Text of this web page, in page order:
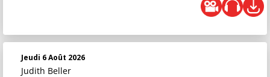
Jeudi 6 Août 2026
Judith Beller